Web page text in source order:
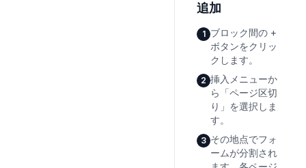
追加
1 ブロック間の +
ボタンをクリッ
クします。
2 挿入メニューか
ら「ページ区切
り」を選択しま
す。
3 その地点でフォ
ームが分割され